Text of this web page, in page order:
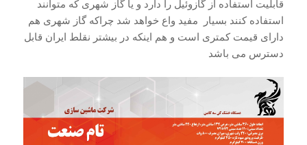
قابلیت استفاده از گازوئیل را دارد و یا گاز شهری که متوانند
استفاده کنند بسیار مفید واع خواهد شد چراکه گاز شهری هم
دارای قیمت کمتری است و هم اینکه در بیشتر نقلط ایران قابل
دسترس می باشد